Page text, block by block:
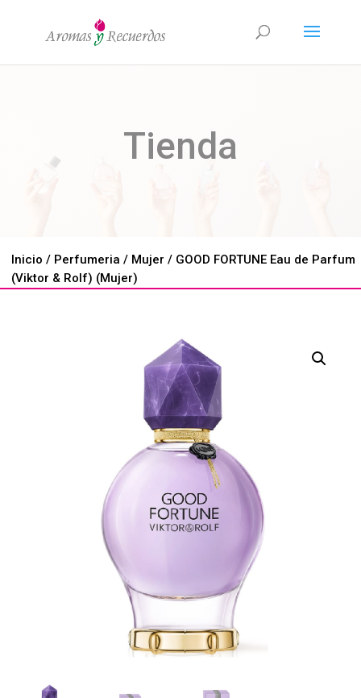
Tienda
Inicio / Perfumeria / Mujer / GOOD FORTUNE Eau de Parfum
(Viktor & Rolf) (Mujer)